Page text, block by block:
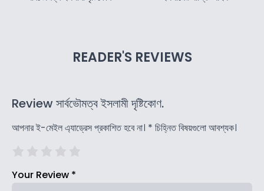
READER'S REVIEWS
Review সার্বভৌমত্ব ইসলামী দৃষ্টিকোণ.
আপনার ই-মেইল এ্যাড্রেস প্রকাশিত হবে না। * চিহ্নিত বিষয়গুলো আবশ্যক।
Your Review *